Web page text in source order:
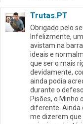
Trutas.PT
Obrigado pelo
Infelizmente,
avistam na
ideais e
que ser o mais
devidamente,
ainda podia
durante o
Pisões, o Minho
diferente. Ainda
me dizerem